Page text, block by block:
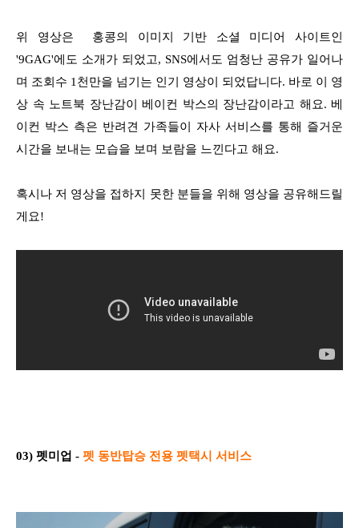
위 영상은 홍콩의 이미지 기반 소셜 미디어 사이트인
'9GAG'에도 소개가 되었고, SNS에서도 엄청난 공유가 일어나
며 조회수 1천만을 넘기는 인기 영상이 되었답니다. 바로 이 영
상 속 노트북 장난감이 베이컨 박스의 장난감이라고 해요. 베
이컨 박스 측은 반려견 가족들이 자사 서비스를 통해 즐거운
시간을 보내는 모습을 보며 보람을 느낀다고 해요.
혹시나 저 영상을 접하지 못한 분들을 위해 영상을 공유해드릴
게요!
03) 펫미업 - 펫 동반탑승 전용 펫택시 서비스